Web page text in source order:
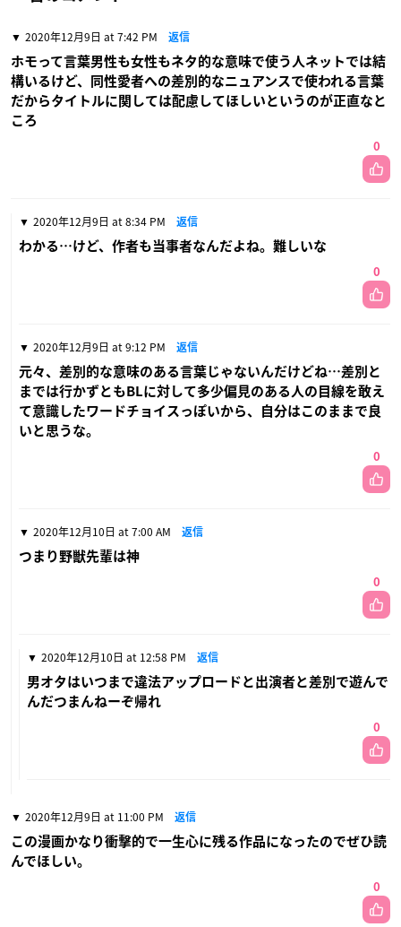
2020年12月9日 at 7:42 PM 返信
ホモって言葉男性も女性もネタ的な意味で使う人ネットでは結
構いるけど、同性愛者への差別的なニュアンスで使われる言葉
だからタイトルに関しては配慮してほしいというのが正直なと
ころ
0
2020年12月9日 at 8:34 PM 返信
わかる…けど、作者も当事者なんだよね。難しいな
0
2020年12月9日 at 9:12 PM 返信
元々、差別的な意味のある言葉じゃないんだけどね…差別と
までは行かずともBLに対して多少偏見のある人の目線を敢え
て意識したワードチョイスっぽいから、自分はこのままで良
いと思うな。
0
2020年12月10日 at 7:00 AM 返信
つまり野獣先輩は神
0
2020年12月10日 at 12:58 PM 返信
男オタはいつまで違法アップロードと出演者と差別で遊んで
んだつまんねーぞ帰れ
0
2020年12月9日 at 11:00 PM 返信
この漫画かなり衝撃的で一生心に残る作品になったのでぜひ読
んでほしい。
0